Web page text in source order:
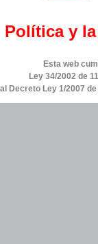
Política y
Esta web
Ley 34/2002 de
Decreto Ley 1/2007